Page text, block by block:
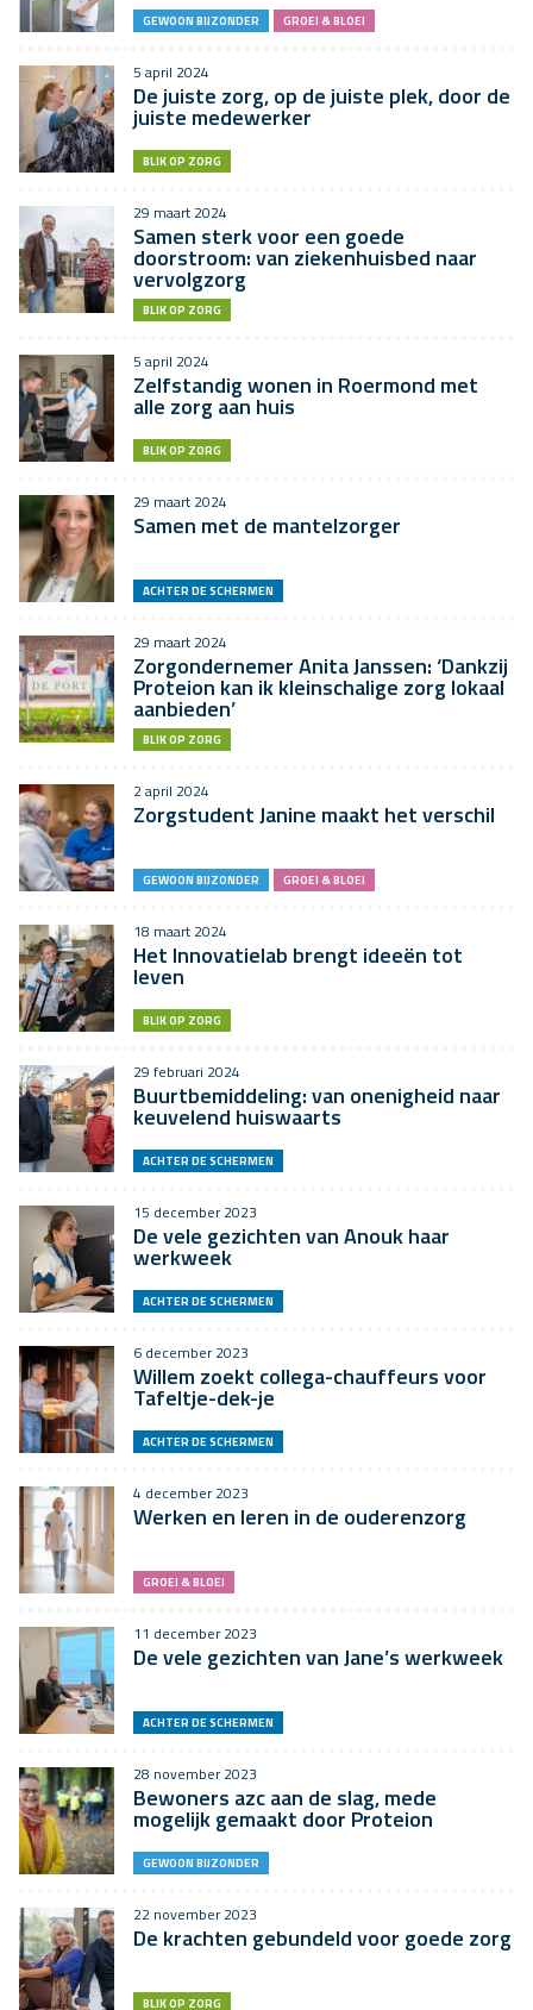
GEWOON BIJZONDER GROEI & BLOEI
5 april 2024
De juiste zorg, op de juiste plek, door de
juiste medewerker
BLIK OP ZORG
29 maart 2024
Samen sterk voor een goede
doorstroom: van ziekenhuisbed naar
vervolgzorg
BLIK OP ZORG
5 april 2024
Zelfstandig wonen in Roermond met
alle zorg aan huis
BLIK OP ZORG
29 maart 2024
Samen met de mantelzorger
ACHTER DE SCHERMEN
29 maart 2024
Zorgondernemer Anita Janssen: ‘Dankzij
Proteion kan ik kleinschalige zorg lokaal
aanbieden’
BLIK OP ZORG
2 april 2024
Zorgstudent Janine maakt het verschil
GEWOON BIJZONDER GROEI & BLOEI
18 maart 2024
Het Innovatielab brengt ideeën tot
leven
BLIK OP ZORG
29 februari 2024
Buurtbemiddeling: van onenigheid naar
keuvelend huiswaarts
ACHTER DE SCHERMEN
15 december 2023
De vele gezichten van Anouk haar
werkweek
ACHTER DE SCHERMEN
6 december 2023
Willem zoekt collega-chauffeurs voor
Tafeltje-dek-je
ACHTER DE SCHERMEN
4 december 2023
Werken en leren in de ouderenzorg
GROEI & BLOEI
11 december 2023
De vele gezichten van Jane’s werkweek
ACHTER DE SCHERMEN
28 november 2023
Bewoners azc aan de slag, mede
mogelijk gemaakt door Proteion
GEWOON BIJZONDER
22 november 2023
De krachten gebundeld voor goede zorg
BLIK OP ZORG